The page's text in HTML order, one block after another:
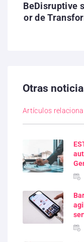
BeDisruptive
or de
Otras
Artículos